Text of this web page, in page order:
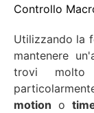
Controllo
Utilizzando la
mantenere
trovi molto
motion o